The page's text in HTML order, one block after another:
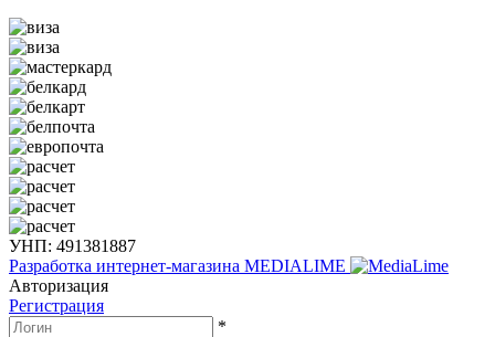
УНП: 491381887
Разработка интернет-магазина MEDIALIME
Авторизация
Регистрация
*